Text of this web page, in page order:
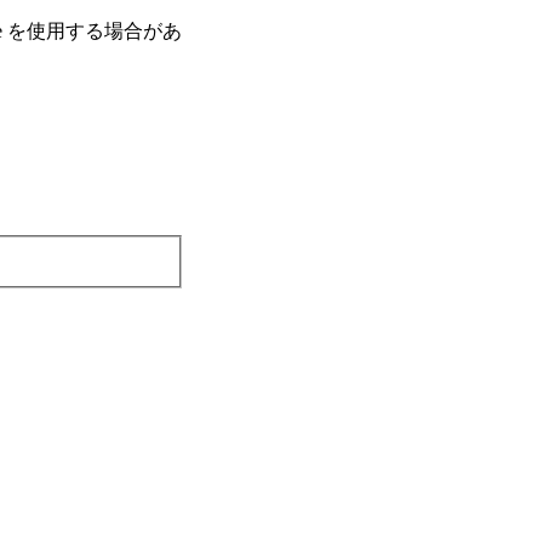
使⽤する場合があ